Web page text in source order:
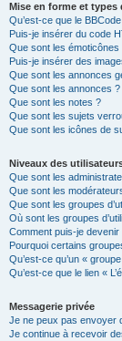
Mise en forme et types
Qu’est-ce que le
Puis-je insérer du code
Que sont les émoticônes
Puis-je insérer des
Que sont les annonces
Que sont les annonces ?
Que sont les notes ?
Que sont les sujets
Que sont les icônes de
Niveaux des
Que sont les
Que sont les
Que sont les groupes
Où sont les groupes
Comment puis-je devenir
Pourquoi certains
Qu’est-ce qu’un «
Qu’est-ce que le lien «
Messagerie privée
Je ne peux pas envoyer
Je continue à recevoir